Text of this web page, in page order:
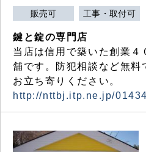
販売可 工事・取付可
鍵と錠の専門店
当店は信用で築いた創業４
舗です。防犯相談など無料
お立ち寄りください。
http://nttbj.itp.ne.jp/